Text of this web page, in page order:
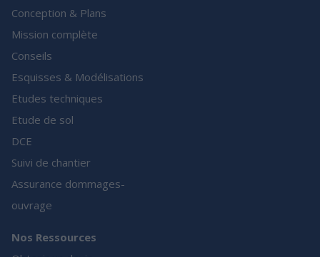
Conception & Plans
Mission complète
Conseils
Esquisses & Modélisations
Etudes techniques
Etude de sol
DCE
Suivi de chantier
Assurance dommages-
ouvrage
Nos Ressources